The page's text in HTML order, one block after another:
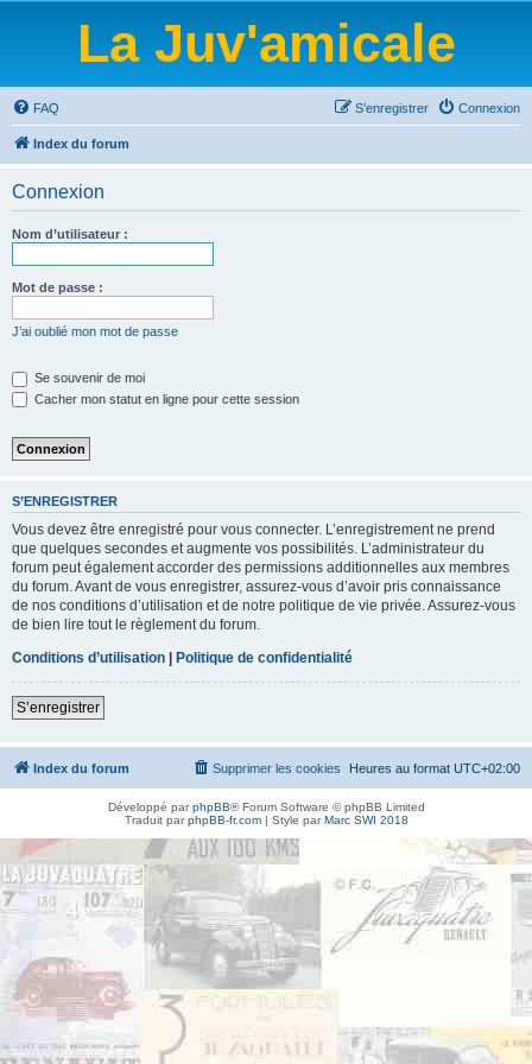
La Juv'amicale
FAQ Connexion
S’enregistrer
Index du forum
Connexion
Nom d’utilisateur :
Mot de passe :
J’ai oublié mon mot de passe
Se souvenir de moi
Cacher mon statut en ligne pour cette session
S’ENREGISTRER
Vous devez être enregistré pour vous connecter. L’enregistrement ne prend
que quelques secondes et augmente vos possibilités. L’administrateur du
forum peut également accorder des permissions additionnelles aux membres
du forum. Avant de vous enregistrer, assurez-vous d’avoir pris connaissance
de nos conditions d’utilisation et de notre politique de vie privée. Assurez-vous
de bien lire tout le règlement du forum.
Conditions d’utilisation | Politique de confidentialité
S’enregistrer
Index du forum Heures au format UTC+02:00
Supprimer les cookies
Développé parphpBB® Forum Software © phpBB Limited
Traduit parphpBB-fr.com| Style parMarc SWI 2018